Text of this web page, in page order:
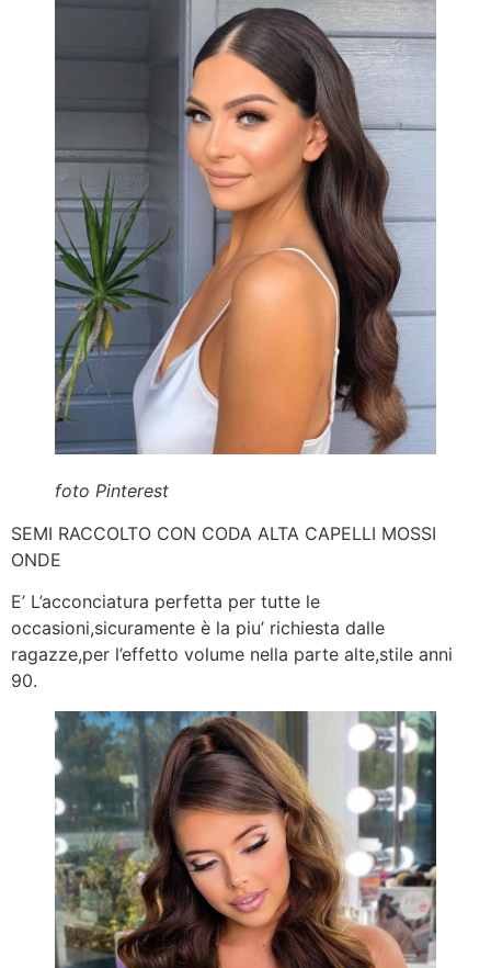
foto Pinterest
SEMI RACCOLTO CON CODA ALTA CAPELLI MOSSI
ONDE
E’ L’acconciatura perfetta per tutte le
occasioni,sicuramente è la piu’ richiesta dalle
ragazze,per l’effetto volume nella parte alte,stile anni
90.